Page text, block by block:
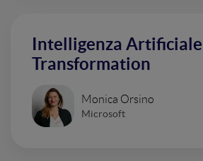
Intelligenza
Transformation
Monica Orsino
Microsoft